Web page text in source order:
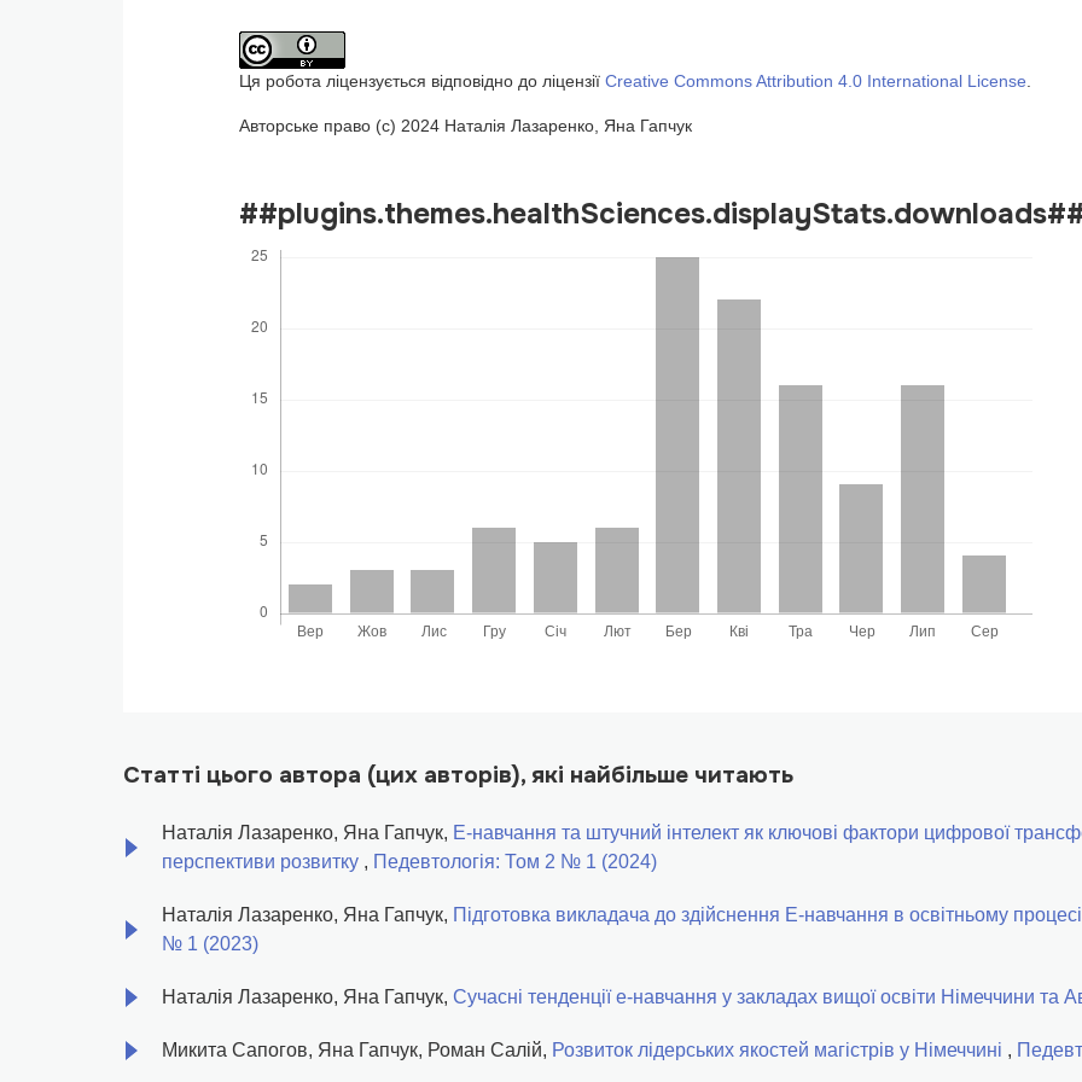
Ця робота ліцензується відповідно до ліцензії Creative Commons Attribution 4.0 International License
Авторське право (c) 2024 Наталія Лазаренко, Яна Гапчук
Статті цього автора (цих авторів), які найбільше читають
Наталія Лазаренко, Яна Гапчук, Е-навчання та штучний інтелект як ключові фактори цифрової
перспективи розвитку , Педевтологія: Том 2 № 1 (2024)
Наталія Лазаренко, Яна Гапчук, Підготовка викладача до здійснення E-навчання в освітньому
№ 1 (2023)
Наталія Лазаренко, Яна Гапчук, Сучасні тенденції е-навчання у закладах вищої освіти Німеччини та
Микита Сапогов, Яна Гапчук, Роман Салій, Розвиток лідерських якостей магістрів у Німеччині ,